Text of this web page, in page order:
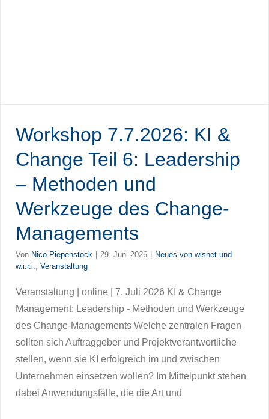
Workshop 7.7.2026: KI &
Change Teil 6: Leadership
– Methoden und
Werkzeuge des Change-
Managements
Von Nico Piepenstock | 29. Juni 2026 | Neues von wisnet und
w.i.r.i.
Veranstaltung
Veranstaltung | online | 7. Juli 2026 KI & Change
Management: Leadership - Methoden und Werkzeuge
des Change-Managements Welche zentralen Fragen
sollten sich Auftraggeber und Projektverantwortliche
stellen, wenn sie KI erfolgreich im und zwischen
Unternehmen einsetzen wollen? Im Mittelpunkt stehen
dabei Anwendungsfälle, die die Art und